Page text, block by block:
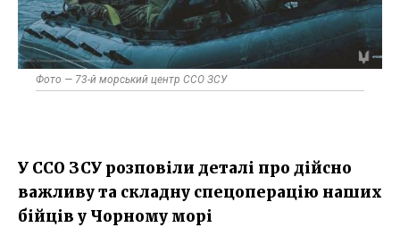
Фото — 73-й морський центр ССО ЗСУ
У ССО ЗСУ розповіли деталі про дійсно
важливу та складну спецоперацію наших
бійців у Чорному морі